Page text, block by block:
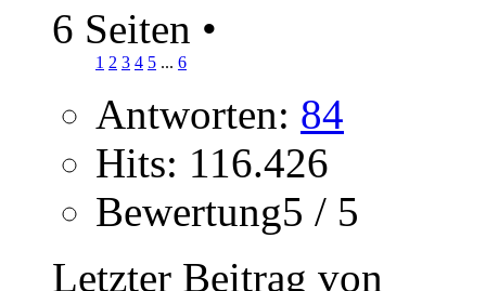
6 Seiten •
1 2 3 4 5 ... 6
Antworten: 84
Hits: 116.426
Bewertung5 / 5
Letzter Beitrag von